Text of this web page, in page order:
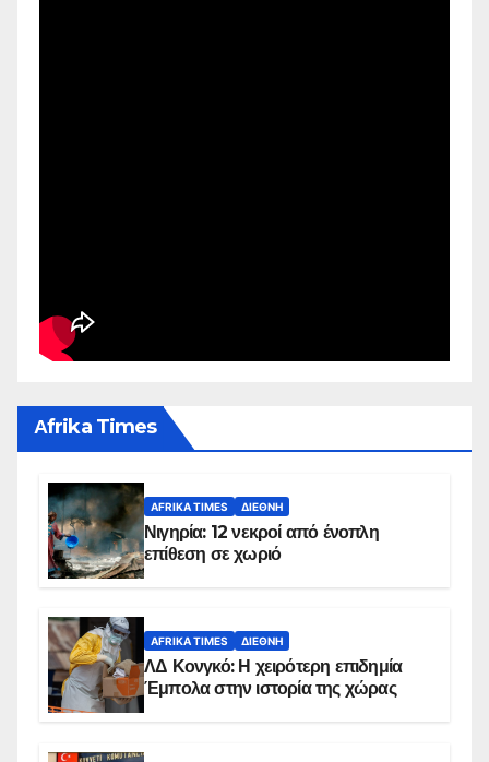
Αfrika Times
AFRIKA TIMES ΔΙΕΘΝΉ
Νιγηρία: 12 νεκροί από ένοπλη
επίθεση σε χωριό
AFRIKA TIMES ΔΙΕΘΝΉ
ΛΔ Κονγκό: Η χειρότερη επιδημία
Έμπολα στην ιστορία της χώρας